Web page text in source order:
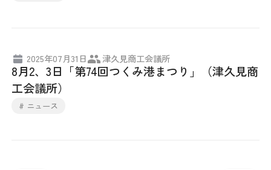
2025年07月31日 津久見商工会議所
8月2、3日「第74回つくみ港まつり」（津久見商
工会議所）
# ニュース